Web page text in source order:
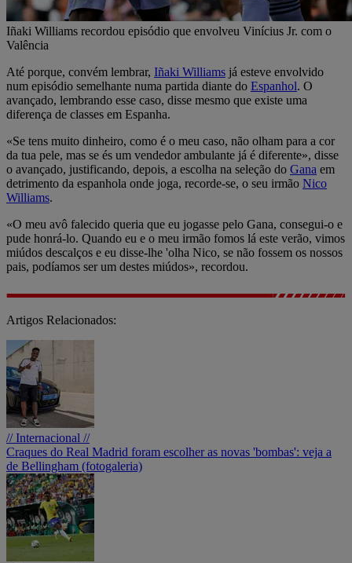
Iñaki Williams recordou episódio que envolveu Vinícius Jr. com o
Valência
Até porque, convém lembrar, Iñaki Williams já esteve envolvido
num episódio semelhante numa partida diante do Espanhol. O
avançado, lembrando esse caso, disse mesmo que existe uma
diferença de classes em Espanha.
«Se tens muito dinheiro, como é o meu caso, não olham para a cor
da tua pele, mas se és um vendedor ambulante já é diferente», disse
o avançado, justificando, depois, a escolha na seleção do Gana em
detrimento da espanhola onde joga, recorde-se, o seu irmão Nico
Williams.
«O meu avô falecido queria que eu jogasse pelo Gana, consegui-o e
pude honrá-lo. Quando eu e o meu irmão fomos lá este verão, vimos
miúdos descalços e eu disse-lhe 'olha Nico, se não fossem os nossos
pais, podíamos ser um destes miúdos», recordou.
Artigos Relacionados:
// Internacional //
Craques do Real Madrid foram escolher as novas 'bombas': veja a
de Bellingham (fotogaleria)